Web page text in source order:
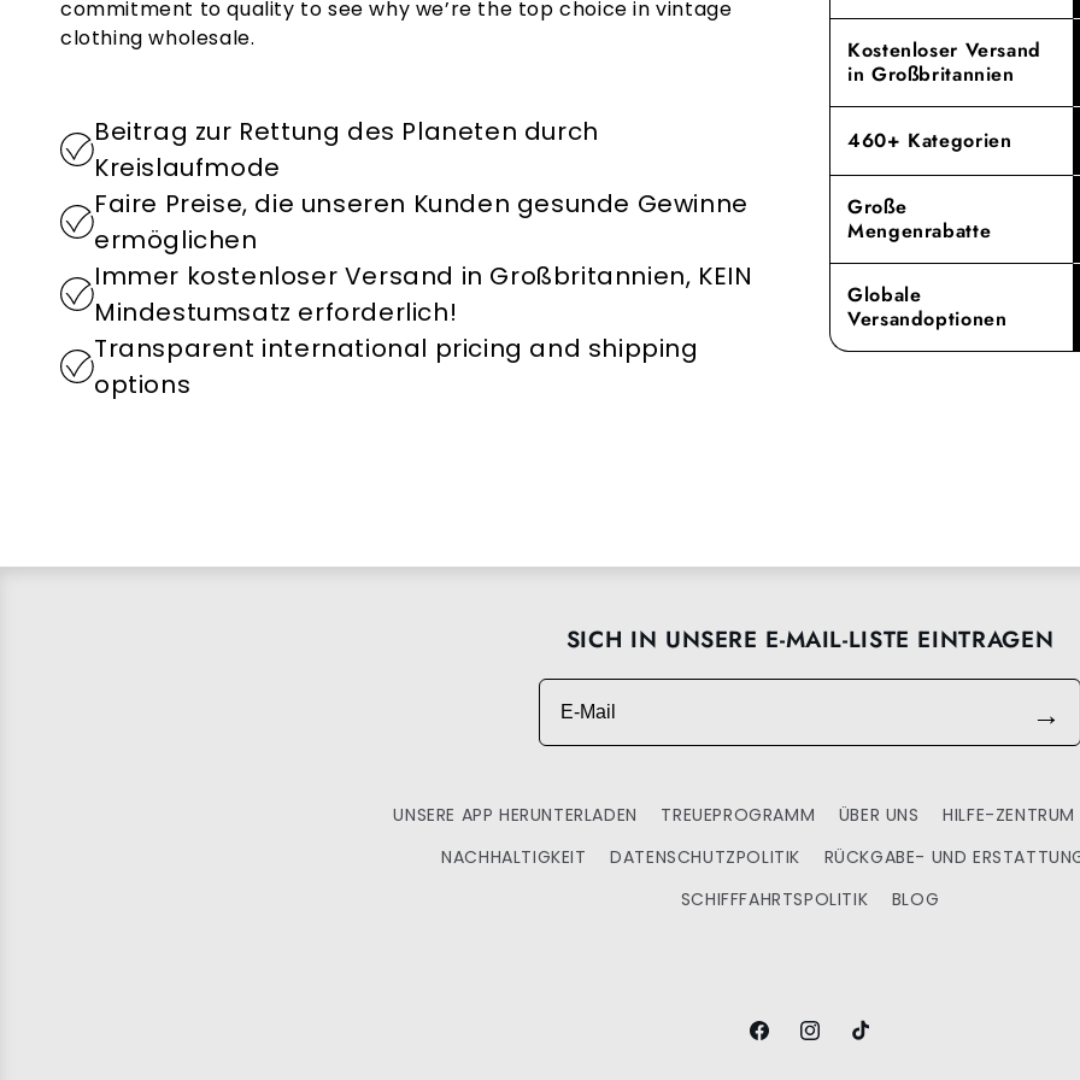
eine
abheben.
Erleben Sie
Service
commitment to quality to see why we’re the top choice in vintage
clothing wholesale.
Beitrag zur Rettung des Planeten durch
Kreislaufmode
Faire Preise, die unseren Kunden gesunde Gewinne
ermöglichen
Immer kostenloser Versand in Großbritannien, KEIN
Mindestumsatz erforderlich!
Transparent international pricing and shipping
options
Kostenloser Versand
in Großbritannien
460+ Kategorien
Große
Mengenrabatte
Globale
Versandoptionen
SICH IN UNSERE E-MAIL-LISTE EINTRAGEN
E-Mail
→
UNSERE APP HERUNTERLADEN TREUEPROGRAMM ÜBER UNS HILFE-ZENTRUM
NACHHALTIGKEIT
DATENSCHUTZPOLITIK
RÜCKGABE- UND
SCHIFFFAHRTSPOLITIK
BLOG
FacebookInstagramTikTok